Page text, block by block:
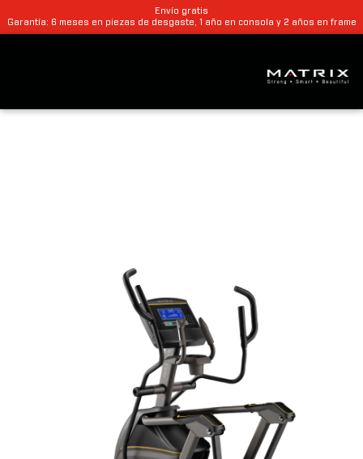
Envío gratis
Garantía: 6 meses en piezas de desgaste, 1 año en consola y 2 años en frame